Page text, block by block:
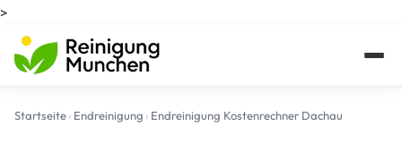
>
Startseite› Endreinigung › Endreinigung Kostenrechner Dachau